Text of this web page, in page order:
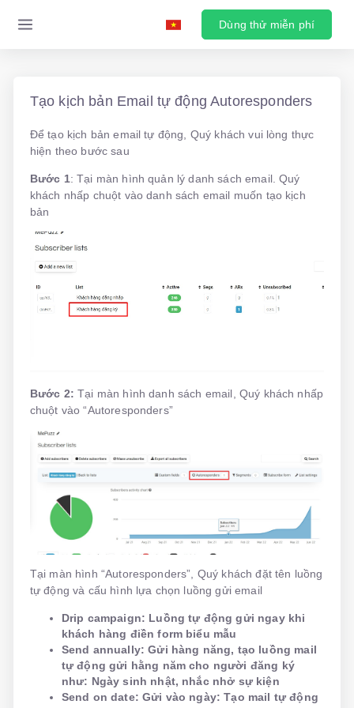
Dùng thử miễn phí
Tạo kịch bản Email tự động Autoresponders
Để tạo kịch bản email tự động, Quý khách vui lòng thực
hiện theo bước sau
Bước 1: Tại màn hình quản lý danh sách email. Quý
khách nhấp chuột vào danh sách email muốn tạo kịch
bản
Bước 2: Tại màn hình danh sách email, Quý khách nhấp
chuột vào “Autoresponders”
Tại màn hình “Autoresponders”, Quý khách đặt tên luồng
tự động và cấu hình lựa chọn luồng gửi email
Drip campaign: Luồng tự động gửi ngay khi
khách hàng điền form biểu mẫu
Send annually: Gửi hàng năng, tạo luồng mail
tự động gửi hằng năm cho người đăng ký
như: Ngày sinh nhật, nhắc nhở sự kiện
Send on date: Gửi vào ngày: Tạo mail tự động